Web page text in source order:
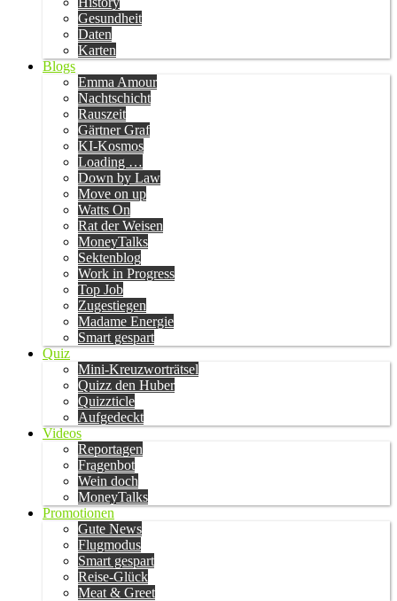
Gesundheit
Daten
Karten
Blogs
Emma Amour
Nachtschicht
Rauszeit
Gärtner Graf
KI-Kosmos
Loading …
Down by Law
Move on up
Watts On
Rat der Weisen
MoneyTalks
Sektenblog
Work in Progress
Top Job
Zugestiegen
Madame Energie
Smart gespart
Quiz
Mini-Kreuzworträtsel
Quizz den Huber
Quizzticle
Aufgedeckt
Videos
Reportagen
Fragenbot
Wein doch
MoneyTalks
Promotionen
Gute News
Flugmodus
Smart gespart
Reise-Glück
Meat & Greet